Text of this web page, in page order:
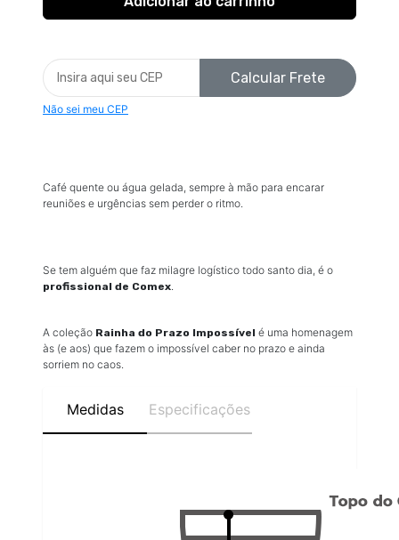
Calcular Frete
Não sei meu CEP
Café quente ou água gelada, sempre à mão para encarar
reuniões e urgências sem perder o ritmo.
Se tem alguém que faz milagre logístico todo santo dia, é o
profissional de Comex.
A coleção Rainha do Prazo Impossível é uma homenagem
às (e aos) que fazem o impossível caber no prazo e ainda
sorriem no caos.
Medidas Especificações